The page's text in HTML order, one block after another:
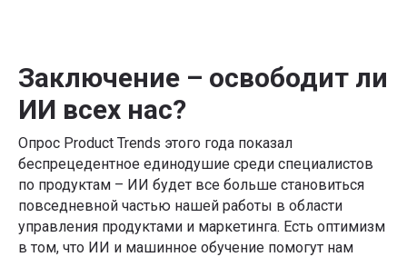
Заключение – освободит ли
ИИ всех нас?
Опрос Product Trends этого года показал
беспрецедентное единодушие среди специалистов
по продуктам – ИИ будет все больше становиться
повседневной частью нашей работы в области
управления продуктами и маркетинга. Есть оптимизм
в том, что ИИ и машинное обучение помогут нам